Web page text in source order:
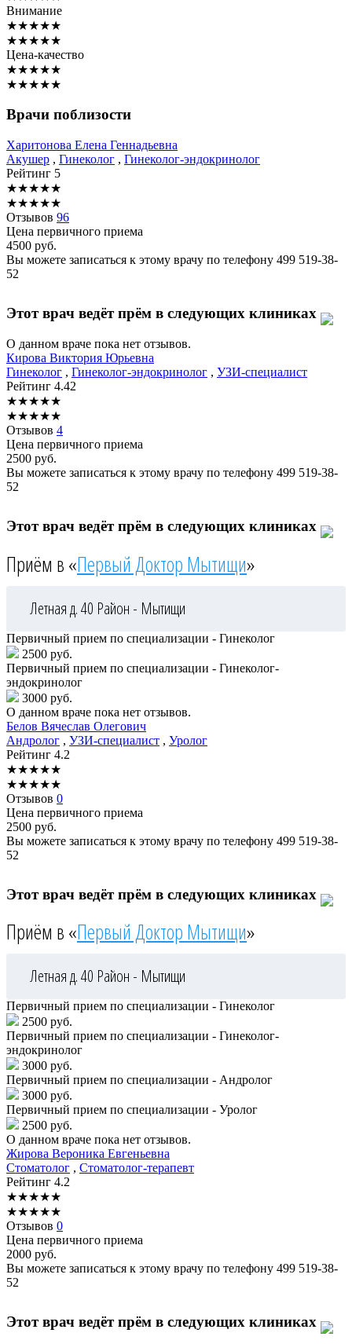
Внимание
★★★★★
★★★★★
Цена-качество
★★★★★
★★★★★
Врачи поблизости
Харитонова Елена Геннадьевна
Акушер , Гинеколог , Гинеколог-эндокринолог
Рейтинг 5
★★★★★
★★★★★
Отзывов 96
Цена первичного приема
4500 руб.
Вы можете записаться к этому врачу по телефону 499 519-38-
52
Этот врач ведёт прём в следующих клиниках
О данном враче пока нет отзывов.
Кирова Виктория Юрьевна
Гинеколог , Гинеколог-эндокринолог , УЗИ-специалист
Рейтинг 4.42
★★★★★
★★★★★
Отзывов 4
Цена первичного приема
2500 руб.
Вы можете записаться к этому врачу по телефону 499 519-38-
52
Этот врач ведёт прём в следующих клиниках
Приём в «Первый Доктор Мытищи»
Летная д. 40 Район - Мытищи
Первичный прием по специализации - Гинеколог
2500 руб.
Первичный прием по специализации - Гинеколог-
эндокринолог
3000 руб.
О данном враче пока нет отзывов.
Белов Вячеслав Олегович
Андролог , УЗИ-специалист , Уролог
Рейтинг 4.2
★★★★★
★★★★★
Отзывов 0
Цена первичного приема
2500 руб.
Вы можете записаться к этому врачу по телефону 499 519-38-
52
Этот врач ведёт прём в следующих клиниках
Приём в «Первый Доктор Мытищи»
Летная д. 40 Район - Мытищи
Первичный прием по специализации - Гинеколог
2500 руб.
Первичный прием по специализации - Гинеколог-
эндокринолог
3000 руб.
Первичный прием по специализации - Андролог
3000 руб.
Первичный прием по специализации - Уролог
2500 руб.
О данном враче пока нет отзывов.
Жирова Вероника Евгеньевна
Стоматолог , Стоматолог-терапевт
Рейтинг 4.2
★★★★★
★★★★★
Отзывов 0
Цена первичного приема
2000 руб.
Вы можете записаться к этому врачу по телефону 499 519-38-
52
Этот врач ведёт прём в следующих клиниках